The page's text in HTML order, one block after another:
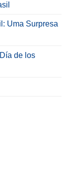
Uma Surpresa
de los